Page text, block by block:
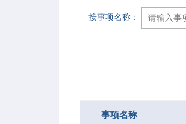
按事项名称：
事项名称